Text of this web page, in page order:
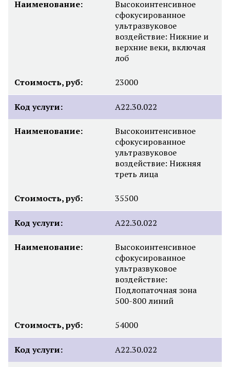
Наименование:
Высокоинтенсивное
сфокусированное
ультразвуковое
воздействие: Нижние и
верхние веки, включая
лоб
Стоимость, руб: 23000
Код услуги: А22.30.022
Наименование:
Высокоинтенсивное
сфокусированное
ультразвуковое
воздействие: Нижняя
треть лица
Стоимость, руб: 35500
Код услуги: А22.30.022
Наименование:
Высокоинтенсивное
сфокусированное
ультразвуковое
воздействие:
Подлопаточная зона
500-800 линий
Стоимость, руб: 54000
Код услуги: А22.30.022